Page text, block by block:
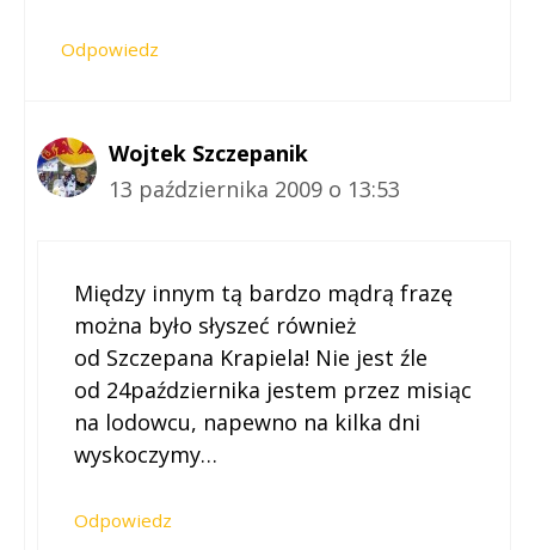
Odpowiedz
Wojtek Szczepanik
13 października 2009 o 13:53
Między innym tą bardzo mądrą frazę
można było słyszeć również
od Szczepana Krapiela! Nie jest źle
od 24października jestem przez misiąc
na lodowcu, napewno na kilka dni
wyskoczymy…
Odpowiedz